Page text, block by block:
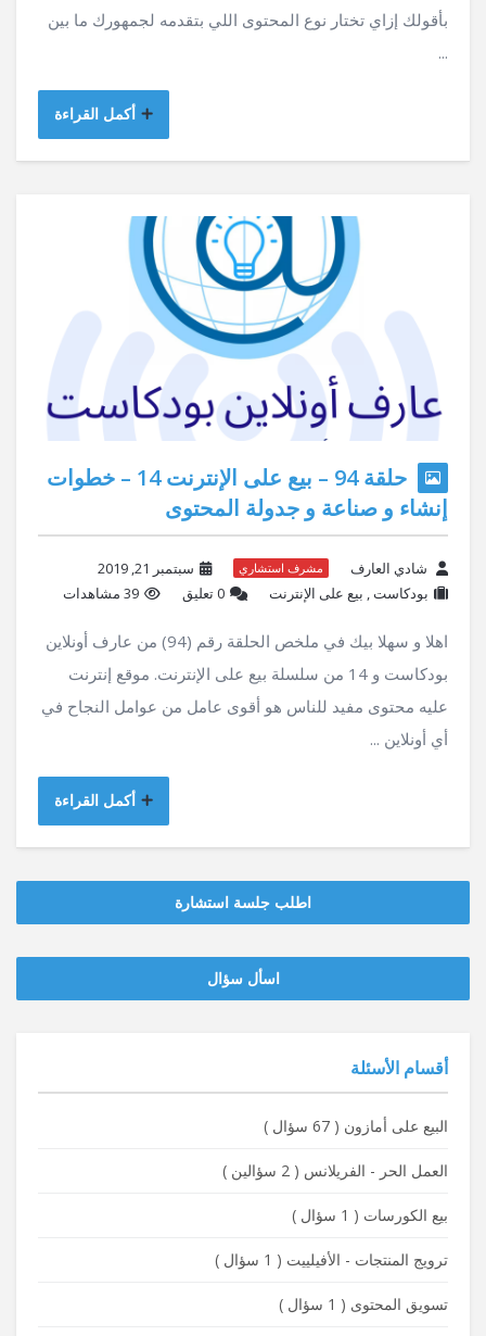
بأقولك إزاي تختار نوع المحتوى اللي بتقدمه لجمهورك ما بين
...
أكمل القراءة
حلقة 94 – بيع على الإنترنت 14 – خطوات
إنشاء و صناعة و جدولة المحتوى
شادي العارف مشرف استشاري
سبتمبر 21, 2019
بودكاست, بيع على الإنترنت ‫0 تعليق 39 مشاهدات
اهلا و سهلا بيك في ملخص الحلقة رقم (94) من عارف أونلاين
بودكاست و 14 من سلسلة بيع على الإنترنت. موقع إنترنت
عليه محتوى مفيد للناس هو أقوى عامل من عوامل النجاح في
أي أونلاين ...
أكمل القراءة
اطلب جلسة استشارة
‫‫اسأل سؤال
أقسام الأسئلة
البيع على أمازون ( 67 سؤال )
العمل الحر - الفريلانس ( 2 سؤالين )
بيع الكورسات ( 1 سؤال )
ترويج المنتجات - الأفيلييت ( 1 سؤال )
تسويق المحتوى ( 1 سؤال )